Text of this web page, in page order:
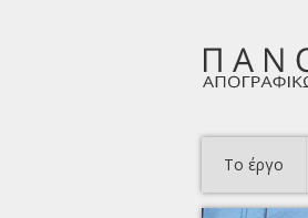
Το έργο